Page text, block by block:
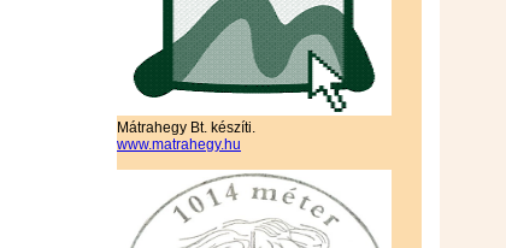
Mátrahegy Bt. készíti.
www.matrahegy.hu